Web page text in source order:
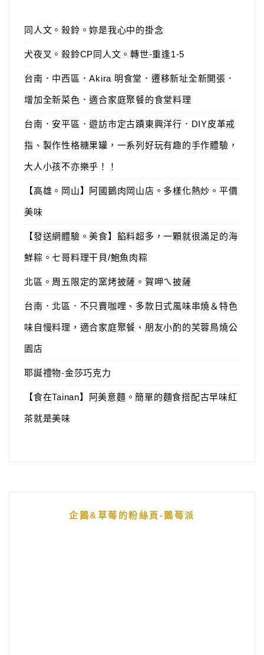
同人文。殺鈴。妳是我心中的掛念
犬夜叉。殺鈴CP同人文。轉世-重逢1-5
台南．中西區．Akira 明食堂．遷移新址全新開張．
增加全新菜色．適合家庭聚餐的食堂料理
台南．安平區．遊訪市定古蹟東興洋行．DIY皮革戒
指、製作性格糖果罐，一系列好玩有趣的手作體驗，
大人小孩不亦樂乎！！
【高雄。岡山】阿國鵝肉岡山店。多樣化熱炒。平價
美味
【發送網體驗。美食】餡料超多，一顆就很滿足的海
鮮粽。七哥料理干貝/鮑魚肉粽
北區。周五限定的窯烤披薩。賀呷ㄟ披薩
台南．北區．不只賣咖哩、多款日式風味串燒＆特色
味自慢料理，適合家庭聚餐、朋友小酌的芙蓉鳥燒公
園店
耶誕禮物-金莎巧克力
【食在Tainan】阿美意麵。簡單的麵食搭配古早味紅
茶就是美味
企鵝&草莓的粉絲頁-鵝莓派